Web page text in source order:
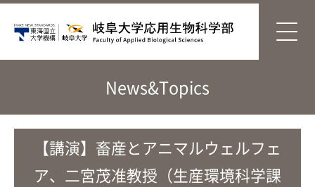
News&Topics
【講演】畜産とアニマルウェルフェ
ア、二宮茂准教授（生産環境科学課